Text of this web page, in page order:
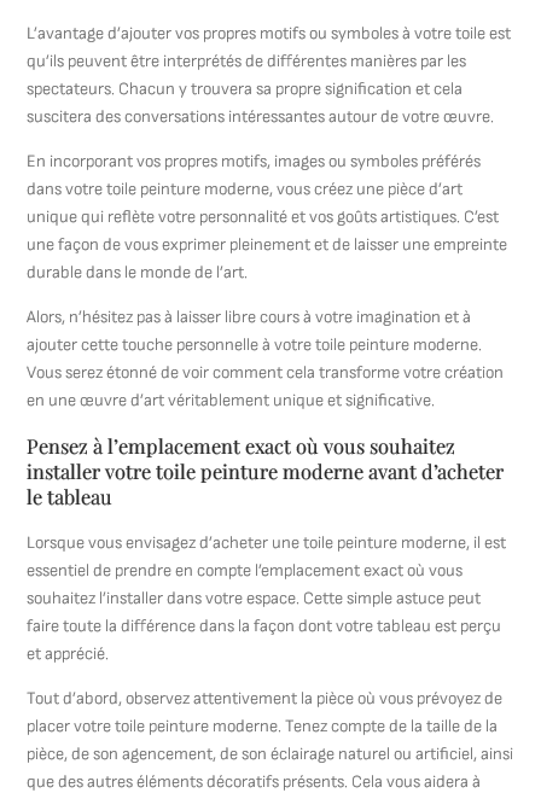
L’avantage d’ajouter vos propres motifs ou symboles à votre toile est
qu’ils peuvent être interprétés de différentes manières par les
spectateurs. Chacun y trouvera sa propre signification et cela
suscitera des conversations intéressantes autour de votre œuvre.
En incorporant vos propres motifs, images ou symboles préférés
dans votre toile peinture moderne, vous créez une pièce d’art
unique qui reflète votre personnalité et vos goûts artistiques. C’est
une façon de vous exprimer pleinement et de laisser une empreinte
durable dans le monde de l’art.
Alors, n’hésitez pas à laisser libre cours à votre imagination et à
ajouter cette touche personnelle à votre toile peinture moderne.
Vous serez étonné de voir comment cela transforme votre création
en une œuvre d’art véritablement unique et significative.
Pensez à l’emplacement exact où vous souhaitez
installer votre toile peinture moderne avant d’acheter
le tableau
Lorsque vous envisagez d’acheter une toile peinture moderne, il est
essentiel de prendre en compte l’emplacement exact où vous
souhaitez l’installer dans votre espace. Cette simple astuce peut
faire toute la différence dans la façon dont votre tableau est perçu
et apprécié.
Tout d’abord, observez attentivement la pièce où vous prévoyez de
placer votre toile peinture moderne. Tenez compte de la taille de la
pièce, de son agencement, de son éclairage naturel ou artificiel, ainsi
que des autres éléments décoratifs présents. Cela vous aidera à